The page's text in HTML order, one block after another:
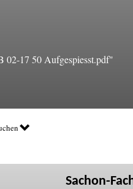
02-17 50 Aufgespiesst.pdf"
Sachon-